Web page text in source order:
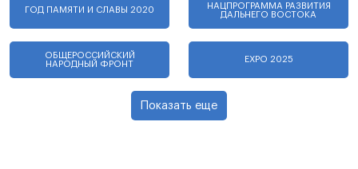
ГОД ПАМЯТИ И СЛАВЫ 2020
НАЦПРОГРАММА РАЗВИТИЯ
ДАЛЬНЕГО ВОСТОКА
ОБЩЕРОССИЙСКИЙ
НАРОДНЫЙ ФРОНТ
EXPO 2025
Показать еще